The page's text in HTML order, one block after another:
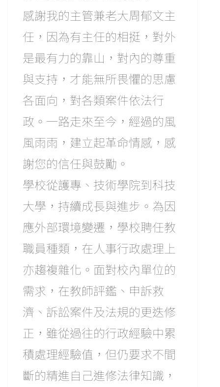
感謝我的主管兼老大周郁文主
任，因為有主任的相挺，對外
是最有力的靠山，對內的尊重
與支持，才能無所畏懼的思慮
各面向，對各類案件依法行
政。一路走來至今，經過的風
風雨雨，建立起革命情感，感
謝您的信任與鼓勵。
學校從護專、技術學院到科技
大學，持續成長與進步。為因
應外部環境變遷，學校聘任教
職員種類，在人事行政處理上
亦趨複雜化。面對校內單位的
需求，在教師評鑑、申訴救
濟、訴訟案件及法規的更迭修
正，雖從過往的行政經驗中累
積處理經驗值，但仍要求不間
斷的精進自己進修法律知識，